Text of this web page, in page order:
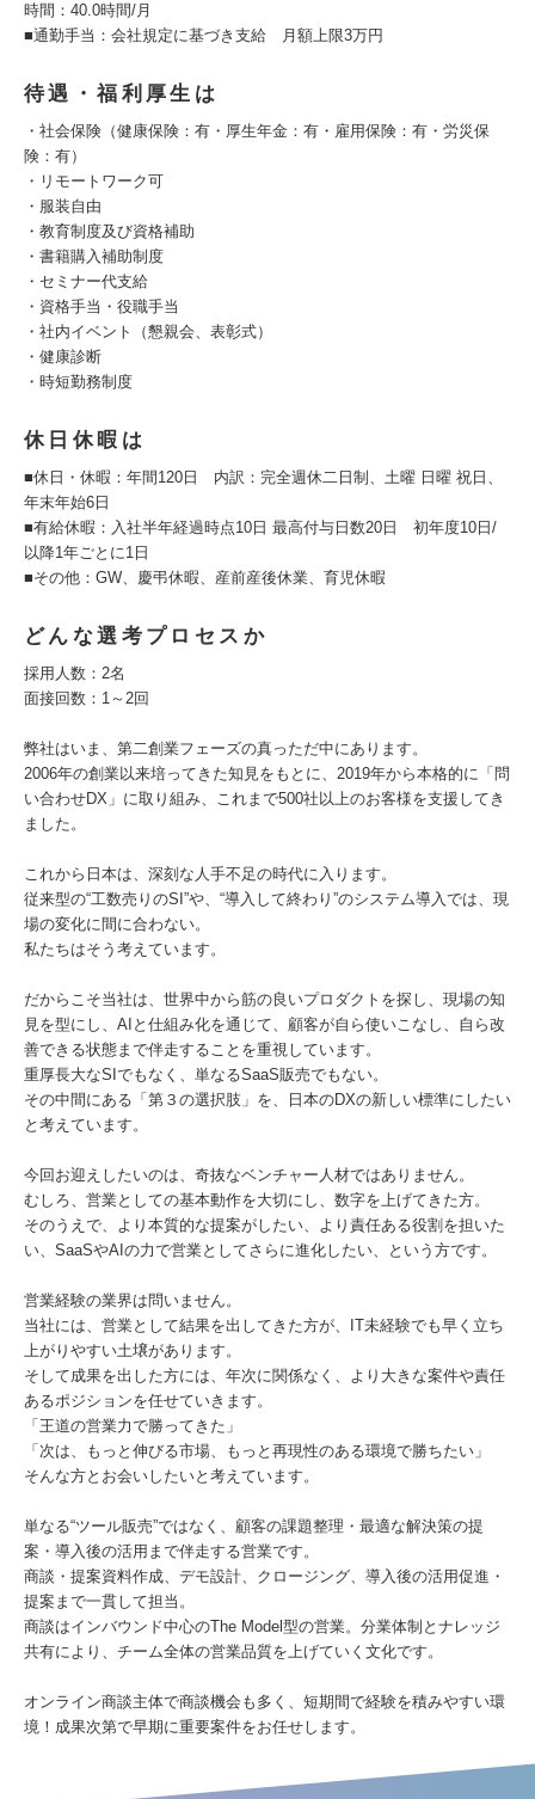
時間：40.0時間/月
■通勤手当：会社規定に基づき支給 月額上限3万円
待遇・福利厚生は
・社会保険（健康保険：有・厚生年金：有・雇用保険：有・労災保
険：有）
・リモートワーク可
・服装自由
・教育制度及び資格補助
・書籍購入補助制度
・セミナー代支給
・資格手当・役職手当
・社内イベント（懇親会、表彰式）
・健康診断
・時短勤務制度
休日休暇は
■休日・休暇：年間120日 内訳：完全週休二日制、土曜 日曜 祝日、
年末年始6日
■有給休暇：入社半年経過時点10日 最高付与日数20日 初年度10日/
以降1年ごとに1日
■その他：GW、慶弔休暇、産前産後休業、育児休暇
どんな選考プロセスか
採用人数：2名
面接回数：1～2回
弊社はいま、第二創業フェーズの真っただ中にあります。
2006年の創業以来培ってきた知見をもとに、2019年から本格的に「問
い合わせDX」に取り組み、これまで500社以上のお客様を支援してき
ました。
これから日本は、深刻な人手不足の時代に入ります。
従来型の“工数売りのSI”や、“導入して終わり”のシステム導入では、現
場の変化に間に合わない。
私たちはそう考えています。
だからこそ当社は、世界中から筋の良いプロダクトを探し、現場の知
見を型にし、AIと仕組み化を通じて、顧客が自ら使いこなし、自ら改
善できる状態まで伴走することを重視しています。
重厚長大なSIでもなく、単なるSaaS販売でもない。
その中間にある「第３の選択肢」を、日本のDXの新しい標準にしたい
と考えています。
今回お迎えしたいのは、奇抜なベンチャー人材ではありません。
むしろ、営業としての基本動作を大切にし、数字を上げてきた方。
そのうえで、より本質的な提案がしたい、より責任ある役割を担いた
い、SaaSやAIの力で営業としてさらに進化したい、という方です。
営業経験の業界は問いません。
当社には、営業として結果を出してきた方が、IT未経験でも早く立ち
上がりやすい土壌があります。
そして成果を出した方には、年次に関係なく、より大きな案件や責任
あるポジションを任せていきます。
「王道の営業力で勝ってきた」
「次は、もっと伸びる市場、もっと再現性のある環境で勝ちたい」
そんな方とお会いしたいと考えています。
単なる“ツール販売”ではなく、顧客の課題整理・最適な解決策の提
案・導入後の活用まで伴走する営業です。
商談・提案資料作成、デモ設計、クロージング、導入後の活用促進・
提案まで一貫して担当。
商談はインバウンド中心のThe Model型の営業。分業体制とナレッジ
共有により、チーム全体の営業品質を上げていく文化です。
オンライン商談主体で商談機会も多く、短期間で経験を積みやすい環
境！成果次第で早期に重要案件をお任せします。